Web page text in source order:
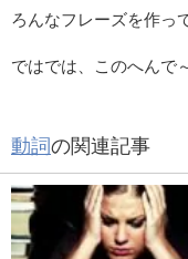
ろんなフレーズを作っ
ではでは、このへんで
動詞の関連記事